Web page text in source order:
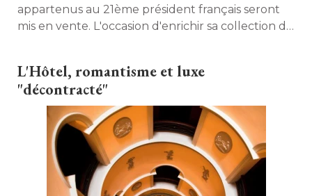
appartenus au 21ème président français seront
mis en vente. L'occasion d'enrichir sa collection de
encore Dior et Hermès.
L'Hôtel, romantisme et luxe
"décontracté"